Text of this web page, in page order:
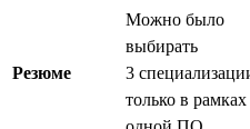
Резюме
Можно было
выбирать
3
только в рамках